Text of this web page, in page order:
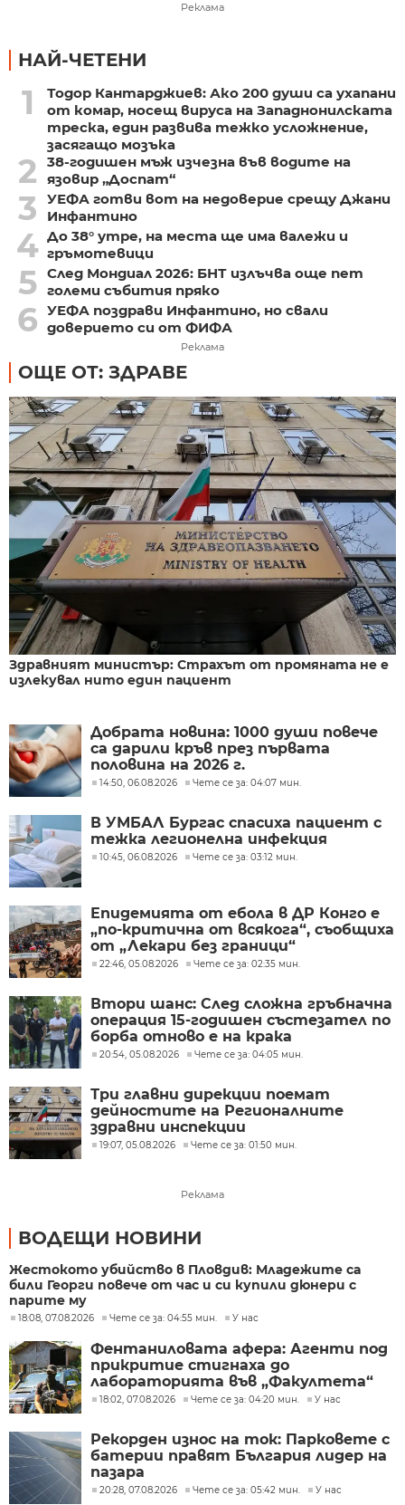
Реклама
НАЙ-ЧЕТЕНИ
1
Тодор Кантарджиев: Ако 200 души са ухапани
от комар, носещ вируса на Западнонилската
треска, един развива тежко усложнение,
засягащо мозъка
2
38-годишен мъж изчезна във водите на
язовир „Доспат“
3
УЕФА готви вот на недоверие срещу Джани
Инфантино
4 До 38° утре, на места ще има валежи и
гръмотевици
5 След Мондиал 2026: БНТ излъчва още пет
големи събития пряко
6 УЕФА поздрави Инфантино, но свали
доверието си от ФИФА
Реклама
ОЩЕ ОТ: ЗДРАВЕ
Здравният министър: Страхът от промяната не е
излекувал нито един пациент
Добрата новина: 1000 души повече
са дарили кръв през първата
половина на 2026 г.
14:50, 06.08.2026 Чете се за: 04:07 мин.
В УМБАЛ Бургас спасиха пациент с
тежка легионелна инфекция
10:45, 06.08.2026 Чете се за: 03:12 мин.
Епидемията от ебола в ДР Конго е
„по-критична от всякога“, съобщиха
от „Лекари без граници“
22:46, 05.08.2026 Чете се за: 02:35 мин.
Втори шанс: След сложна гръбначна
операция 15-годишен състезател по
борба отново е на крака
20:54, 05.08.2026 Чете се за: 04:05 мин.
Три главни дирекции поемат
дейностите на Регионалните
здравни инспекции
19:07, 05.08.2026 Чете се за: 01:50 мин.
Реклама
ВОДЕЩИ НОВИНИ
Жестокото убийство в Пловдив: Младежите са
били Георги повече от час и си купили дюнери с
парите му
18:08, 07.08.2026 Чете се за: 04:55 мин. У нас
Фентаниловата афера: Агенти под
прикритие стигнаха до
лабораторията във „Факултета“
18:02, 07.08.2026 Чете се за: 04:20 мин. У нас
Рекорден износ на ток: Парковете с
батерии правят България лидер на
пазара
20:28, 07.08.2026 Чете се за: 05:42 мин. У нас